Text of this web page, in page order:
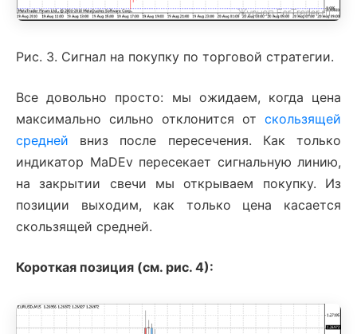
Рис. 3. Сигнал на покупку по торговой стратегии.
Все довольно просто: мы ожидаем, когда цена
максимально сильно отклонится от скользящей
средней вниз после пересечения. Как только
индикатор MaDEv пересекает сигнальную линию,
на закрытии свечи мы открываем покупку. Из
позиции выходим, как только цена касается
скользящей средней.
Короткая позиция (см. рис. 4):